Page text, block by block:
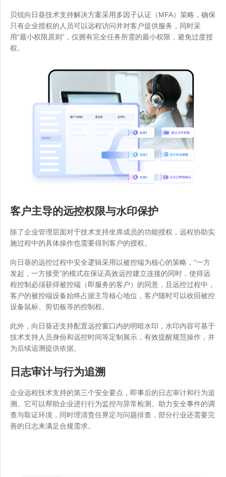
贝锐向日葵技术支持解决方案采用多因子认证（MFA）策略，确保
只有企业授权的人员可以远程访问并对客户提供服务，同时采
用“最小权限原则”，仅拥有完全任务所需的最小权限，避免过度授
权。
客户主导的远控权限与水印保护
除了企业管理层面对于技术支持坐席成员的功能授权，远程协助实
施过程中的具体操作也需要得到客户的授权。
向日葵的远控过程中安全逻辑采用以被控端为核心的策略，“一方
发起，一方接受”的模式在保证高效远控建立连接的同时，使得远
程控制必须获得被控端（即服务的客户）的同意，且远控过程中，
客户的被控端设备始终占据主导核心地位，客户随时可以收回被控
设备鼠标、剪切板等的控制权。
此外，向日葵还支持配置远控窗口内的明暗水印，水印内容可基于
技术支持人员身份和远控时间等定制展示，有效提醒规范操作，并
为后续追溯提供依据。
日志审计与行为追溯
企业远程技术支持的第三个安全要点，即事后的日志审计和行为追
溯。它可以帮助企业进行行为监控与异常检测、助力安全事件的调
查与取证环境，同时理清责任界定与问题排查，部分行业还需要完
善的日志来满足合规需求。